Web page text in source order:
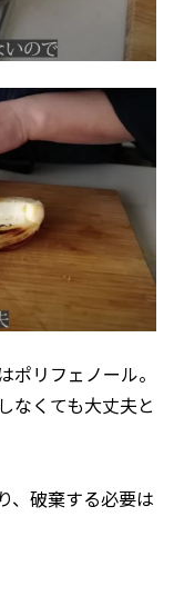
リフェノール。
なくても大丈夫と
、破棄する必要は